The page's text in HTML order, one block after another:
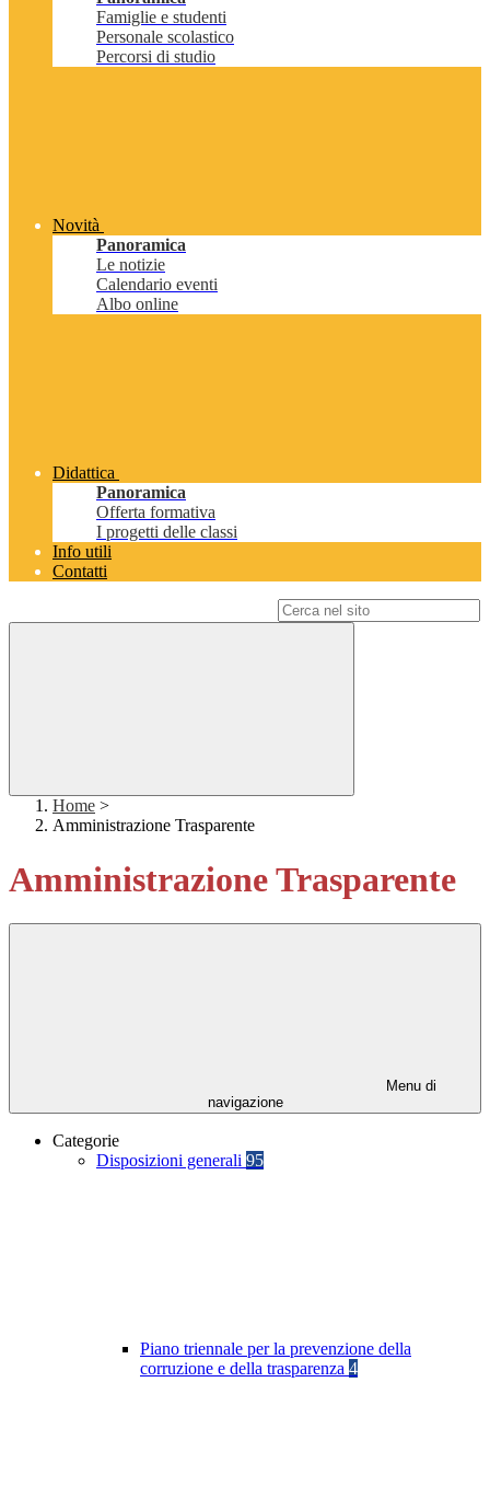
Famiglie e studenti
Personale scolastico
Percorsi di studio
Novità
Panoramica
Le notizie
Calendario eventi
Albo online
Didattica
Panoramica
Offerta formativa
I progetti delle classi
Info utili
Contatti
Home >
Amministrazione Trasparente
Amministrazione Trasparente
Menu di
navigazione
Categorie
Disposizioni generali 95
Piano triennale per la prevenzione della
corruzione e della trasparenza 4